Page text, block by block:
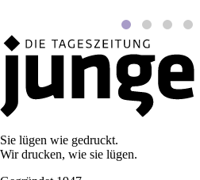
Sie lügen wie gedruckt.
Wir drucken, wie sie lügen.